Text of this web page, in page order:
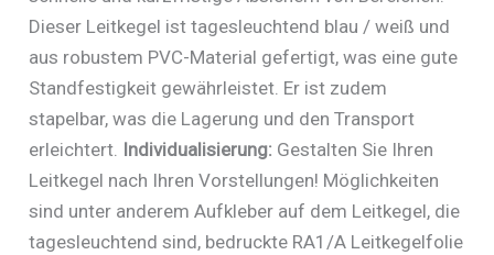
Dieser Leitkegel ist tagesleuchtend blau / weiß und
aus robustem PVC-Material gefertigt, was eine gute
Standfestigkeit gewährleistet. Er ist zudem
stapelbar, was die Lagerung und den Transport
erleichtert. Individualisierung: Gestalten Sie Ihren
Leitkegel nach Ihren Vorstellungen! Möglichkeiten
sind unter anderem Aufkleber auf dem Leitkegel, die
tagesleuchtend sind, bedruckte RA1/A Leitkegelfolie